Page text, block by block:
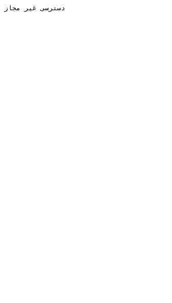
دسترسی غیر مجاز